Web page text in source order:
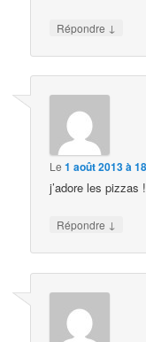
Répondre ↓
Le1 août 2013 à
j’adore les pizzas
Répondre ↓